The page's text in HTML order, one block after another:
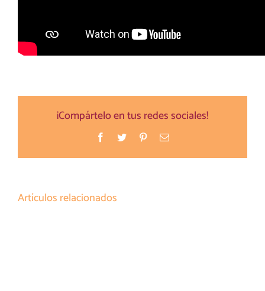
¡Compártelo en tus redes sociales!
Facebook
Twitter PinterestCorreo
Artículos relacionados